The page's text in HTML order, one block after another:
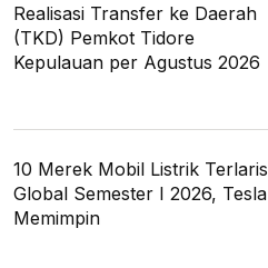
Realisasi Transfer ke Daerah
(TKD) Pemkot Tidore
Kepulauan per Agustus 2026
10 Merek Mobil Listrik Terlaris
Global Semester I 2026, Tesla
Memimpin